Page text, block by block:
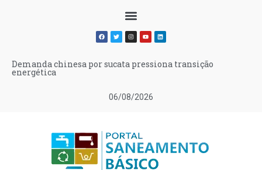
06/08/2026
Demanda chinesa por sucata pressiona transição
energética